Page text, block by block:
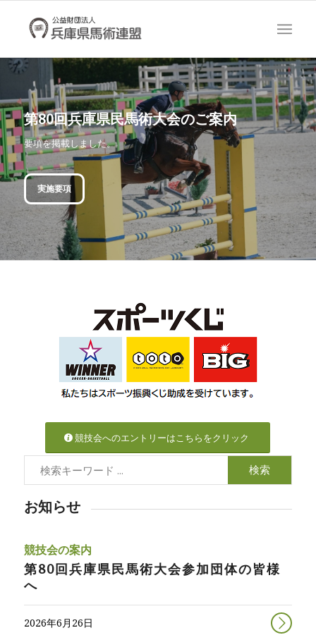
第80回兵庫県民馬術大会のご案内
要項を掲載しました。
実施要項
競技会へのエントリーはこちらをクリック
お知らせ
競技会の案内
第80回兵庫県民馬術大会参加団体の皆様
へ
2026年6月26日